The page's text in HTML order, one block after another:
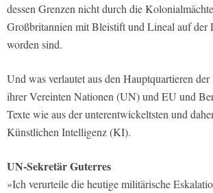
dessen Grenzen nicht durch die
Großbritannien mit Bleistift und Lineal auf der
worden sind.
Und was verlautet aus den Hauptquartieren
ihrer Vereinten Nationen (UN) und EU und
Texte wie aus der unterentwickeltsten und
Künstlichen Intelligenz (KI).
UN-Sekretär Guterres
»Ich verurteile die heutige militärische